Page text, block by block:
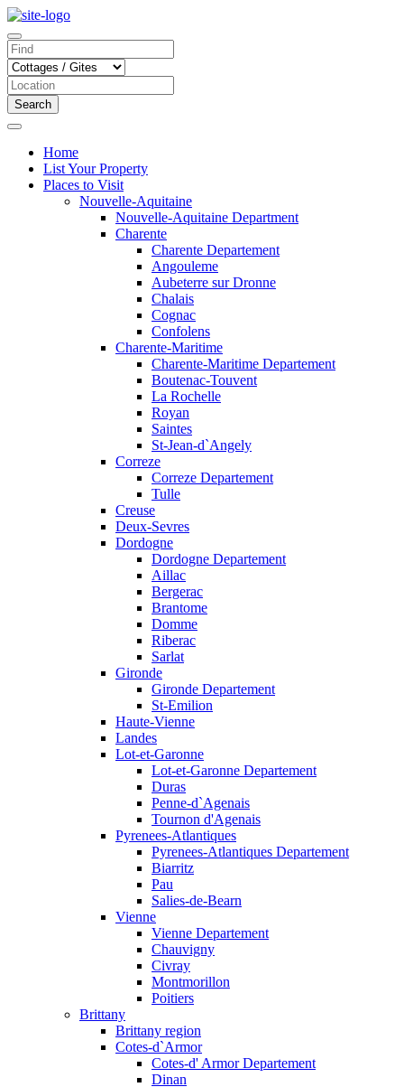
Search
Home
List Your Property
Places to Visit
Nouvelle-Aquitaine
Nouvelle-Aquitaine Department
Charente
Charente Departement
Angouleme
Aubeterre sur Dronne
Chalais
Cognac
Confolens
Charente-Maritime
Charente-Maritime Departement
Boutenac-Touvent
La Rochelle
Royan
Saintes
St-Jean-d`Angely
Correze
Correze Departement
Tulle
Creuse
Deux-Sevres
Dordogne
Dordogne Departement
Aillac
Bergerac
Brantome
Domme
Riberac
Sarlat
Gironde
Gironde Departement
St-Emilion
Haute-Vienne
Landes
Lot-et-Garonne
Lot-et-Garonne Departement
Duras
Penne-d`Agenais
Tournon d'Agenais
Pyrenees-Atlantiques
Pyrenees-Atlantiques Departement
Biarritz
Pau
Salies-de-Bearn
Vienne
Vienne Departement
Chauvigny
Civray
Montmorillon
Poitiers
Brittany
Brittany region
Cotes-d`Armor
Cotes-d' Armor Departement
Dinan